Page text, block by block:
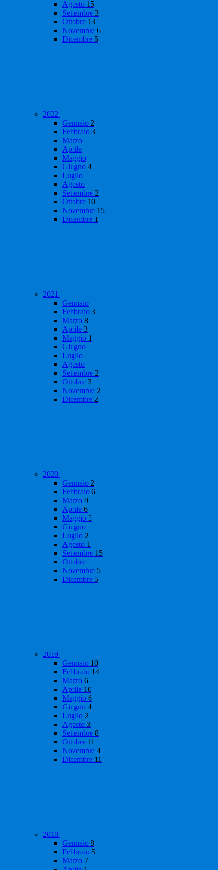
Agosto 15
Settembre 3
Ottobre 13
Novembre 6
Dicembre 5
2022
Gennaio 2
Febbraio 3
Marzo
Aprile
Maggio
Giugno 4
Luglio
Agosto
Settembre 2
Ottobre 10
Novembre 15
Dicembre 1
2021
Gennaio
Febbraio 3
Marzo 8
Aprile 3
Maggio 1
Giugno
Luglio
Agosto
Settembre 2
Ottobre 3
Novembre 2
Dicembre 2
2020
Gennaio 2
Febbraio 6
Marzo 9
Aprile 6
Maggio 3
Giugno
Luglio 2
Agosto 1
Settembre 15
Ottobre
Novembre 5
Dicembre 5
2019
Gennaio 10
Febbraio 14
Marzo 6
Aprile 10
Maggio 6
Giugno 4
Luglio 2
Agosto 3
Settembre 8
Ottobre 11
Novembre 4
Dicembre 11
2018
Gennaio 8
Febbraio 5
Marzo 7